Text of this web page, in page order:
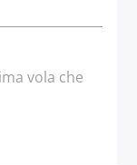
vola che